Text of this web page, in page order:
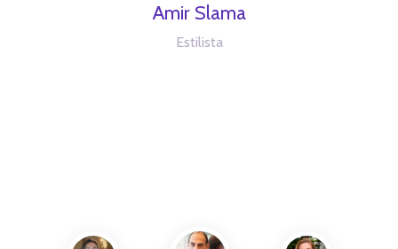
Amir Slama
Estilista
Kiki Gouveia